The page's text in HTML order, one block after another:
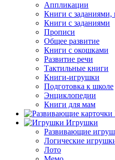
Аппликации
Книги с заданиями,
Книги с заданиями
Прописи
Общее развитие
Книги с окошками
Развитие речи
Тактильные книги
Книги-игрушки
Подготовка к школе
Энциклопедии
Книги для мам
Игрушки
Развивающие
Логические
Лото